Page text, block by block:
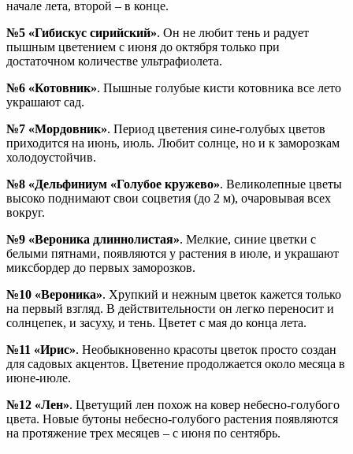
начале лета, второй – в конце.
№5 «Гибискус сирийский». Он не любит тень и радует
пышным цветением с июня до октября только при
достаточном количестве ультрафиолета.
№6 «Котовник». Пышные голубые кисти котовника все лето
украшают сад.
№7 «Мордовник». Период цветения сине-голубых цветов
приходится на июнь, июль. Любит солнце, но и к заморозкам
холодоустойчив.
№8 «Дельфиниум «Голубое кружево». Великолепные цветы
высоко поднимают свои соцветия (до 2 м), очаровывая всех
вокруг.
№9 «Вероника длиннолистая». Мелкие, синие цветки с
белыми пятнами, появляются у растения в июле, и украшают
миксбордер до первых заморозков.
№10 «Вероника». Хрупкий и нежным цветок кажется только
на первый взгляд. В действительности он легко переносит и
солнцепек, и засуху, и тень. Цветет с мая до конца лета.
№11 «Ирис». Необыкновенно красоты цветок просто создан
для садовых акцентов. Цветение продолжается около месяца в
июне-июле.
№12 «Лен». Цветущий лен похож на ковер небесно-голубого
цвета. Новые бутоны небесно-голубого растения появляются
на протяжение трех месяцев – с июня по сентябрь.